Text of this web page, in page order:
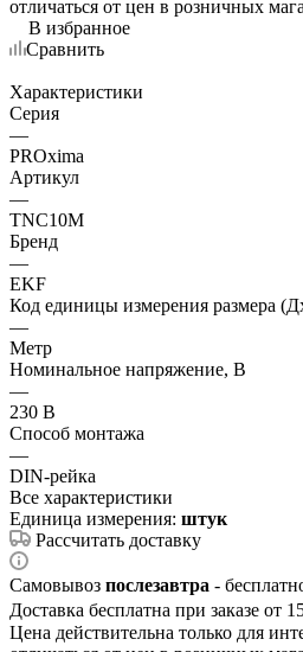
отличаться от цен в розничных
В избранное
Сравнить
Характеристики
Серия
—
PROxima
Артикул
—
TNC10M
Бренд
—
EKF
Код единицы измерения размера
—
Метр
Номинальное напряжение, В
—
230 В
Способ монтажа
—
DIN-рейка
Все характеристики
Единица измерения: штук
Рассчитать доставку
Самовывоз послезавтра -
Доставка бесплатна при заказе от
Цена действительна только для